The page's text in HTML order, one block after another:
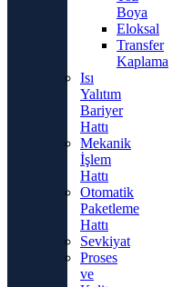
Boya
Eloksal
Transfer
Kaplama
Isı
Yalıtım
Bariyer
Hattı
Mekanik
İşlem
Hattı
Otomatik
Paketleme
Hattı
Sevkiyat
Proses
ve